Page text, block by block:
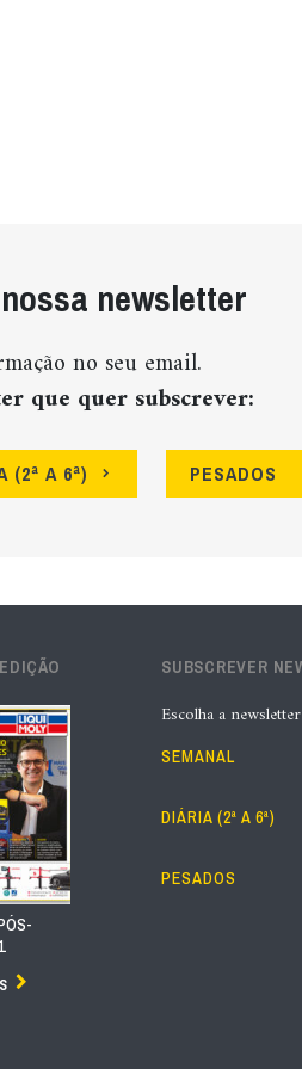
newsletter
no seu email.
que quer subscrever:
(2ª A 6ª) PESADOS
SUBSCREVER
Escolha a
SEMANAL
DIÁRIA (2ª A 6ª)
PESADOS